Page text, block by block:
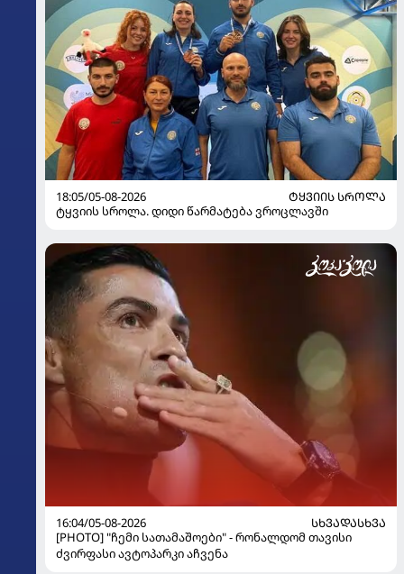
18:05/05-08-2026
ᲢᲧᲕᲘᲘᲡ ᲡᲠᲝᲚᲐ
ტყვიის სროლა. დიდი წარმატება ვროცლავში
16:04/05-08-2026
ᲡᲮᲕᲐᲓᲐᲡᲮᲕᲐ
[PHOTO] "ჩემი სათამაშოები" - რონალდომ თავისი
ძვირფასი ავტოპარკი აჩვენა